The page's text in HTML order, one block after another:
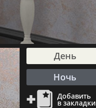
День
Ночь
Добавить
в закладки